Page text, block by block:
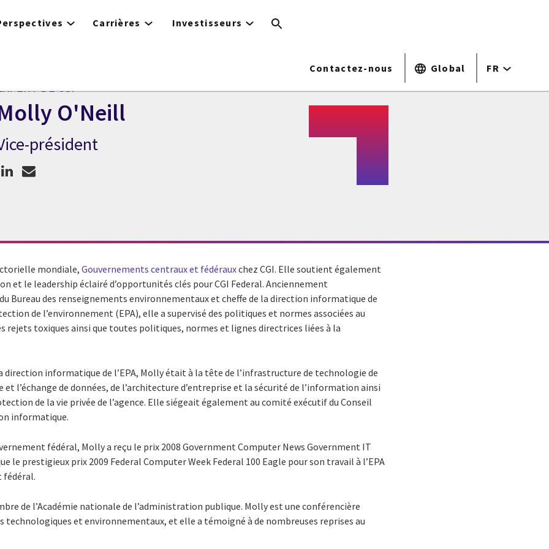
Carrières Investisseurs
Contactez-nous Global FR
DE CGI
O'Neill
de CGI Molly O'Neill
président
mondiale,Gouvernements centraux et fédérauxchez CGI. Elle soutient également
et le leadership éclairé d’opportunités clés pour CGI Federal. Anciennement
Bureau des renseignements environnementaux et cheffe de la direction informatique de
de l’environnement (EPA), elle a supervisé des politiques et normes associées au
rejets toxiques ainsi que toutes politiques, normes et lignes directrices liées à la
direction informatique de l’EPA, Molly était à la tête de l’infrastructure de technologie de
l’échange de données, de l’architecture d’entreprise et la sécurité de l’information ainsi
de la vie privée de l’agence. Elle siégeait également au comité exécutif du Conseil
informatique.
fédéral, Molly a reçu le prix 2008 Government Computer News Government IT
le prestigieux prix 2009 Federal Computer Week Federal 100 Eagle pour son travail à l’EPA
fédéral.
de l’Académie nationale de l’administration publique. Molly est une conférencière
technologiques et environnementaux, et elle a témoigné à de nombreuses reprises au